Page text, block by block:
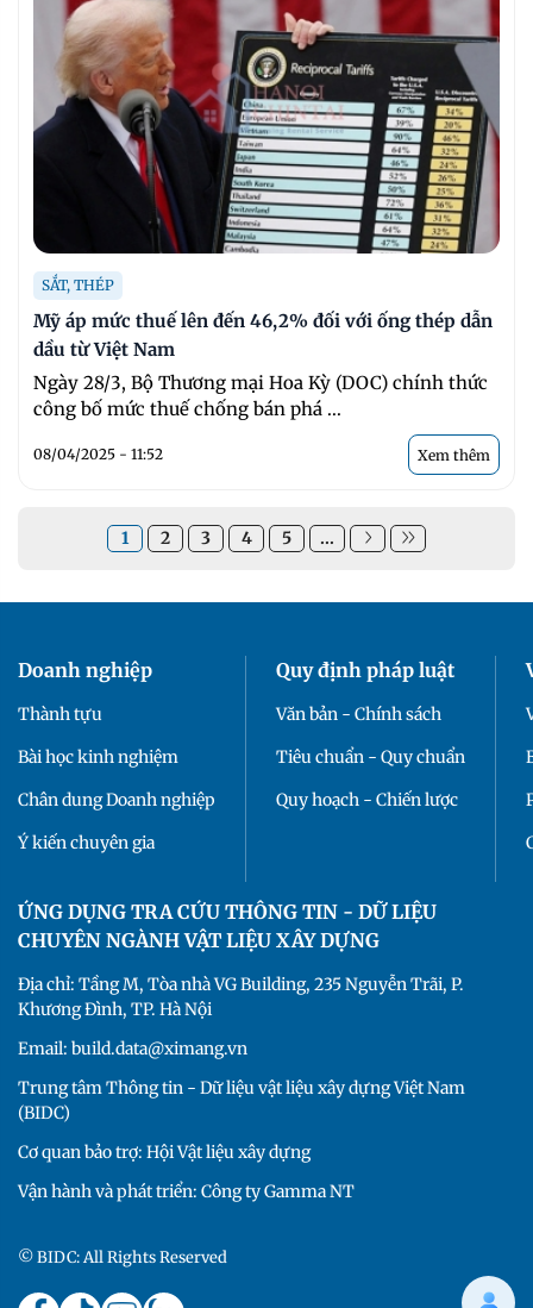
SẮT, THÉP
Mỹ áp mức thuế lên đến 46,2% đối với ống thép dẫn
dầu từ Việt Nam
Ngày 28/3, Bộ Thương mại Hoa Kỳ (DOC) chính thức
công bố mức thuế chống bán phá ...
08/04/2025 - 11:52 Xem thêm
1 2 3 4 5 ...
Doanh nghiệp
Thành tựu
Bài học kinh nghiệm
Chân dung Doanh nghiệp
Ý kiến chuyên gia
Quy định pháp luật
Văn bản - Chính sách
Tiêu chuẩn - Quy chuẩn
Quy hoạch - Chiến lược
ỨNG DỤNG TRA CỨU THÔNG TIN - DỮ LIỆU
CHUYÊN NGÀNH VẬT LIỆU XÂY DỰNG
Địa chỉ: Tầng M, Tòa nhà VG Building, 235 Nguyễn Trãi, P.
Khương Đình, TP. Hà Nội
Email: build.data@ximang.vn
Trung tâm Thông tin - Dữ liệu vật liệu xây dựng Việt Nam
(BIDC)
Cơ quan bảo trợ: Hội Vật liệu xây dựng
Vận hành và phát triển: Công ty Gamma NT
© BIDC: All Rights Reserved